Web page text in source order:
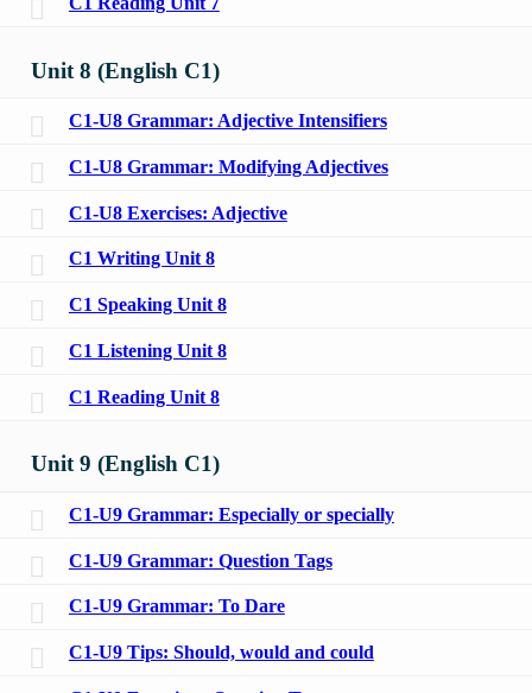
Unit 8 (English C1)
C1-U8 Grammar: Adjective Intensifiers
C1-U8 Grammar: Modifying Adjectives
C1-U8 Exercises: Adjective
C1 Writing Unit 8
C1 Speaking Unit 8
C1 Listening Unit 8
C1 Reading Unit 8
Unit 9 (English C1)
C1-U9 Grammar: Especially or specially
C1-U9 Grammar: Question Tags
C1-U9 Grammar: To Dare
C1-U9 Tips: Should, would and could